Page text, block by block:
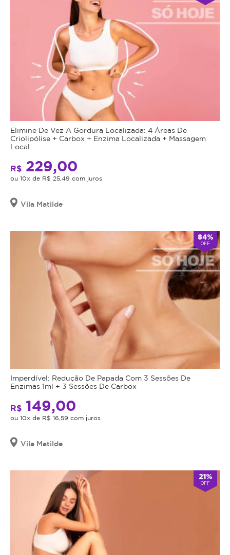
Elimine De Vez A Gordura Localizada: 4 Áreas De
Criolipólise + Carbox + Enzima Localizada + Massagem
Local
R$ 229,00
ou 10x de R$ 25,49 com juros
Vila Matilde
84%
OFF
Imperdível: Redução De Papada Com 3 Sessões De
Enzimas 1ml + 3 Sessões De Carbox
R$ 149,00
ou 10x de R$ 16,59 com juros
Vila Matilde
21%
OFF